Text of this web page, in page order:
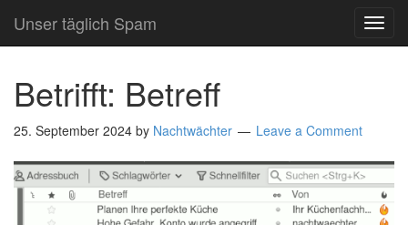
Unser täglich Spam
Betrifft: Betreff
25. September 2024 by Nachtwächter Leave a Comment